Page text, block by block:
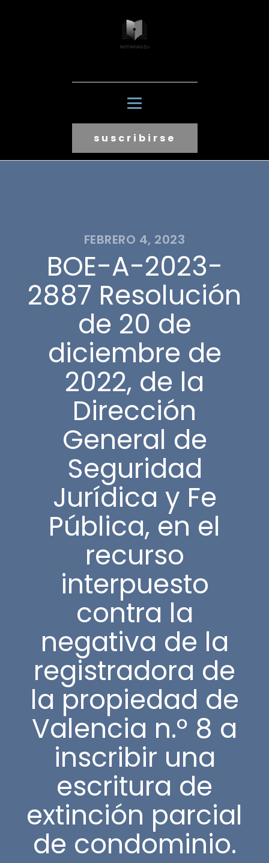
suscribirse
FEBRERO 4, 2023
BOE-A-2023-
2887 Resolución
de 20 de
diciembre de
2022, de la
Dirección
General de
Seguridad
Jurídica y Fe
Pública, en el
recurso
interpuesto
contra la
negativa de la
registradora de
la propiedad de
Valencia n.º 8 a
inscribir una
escritura de
extinción parcial
de condominio.